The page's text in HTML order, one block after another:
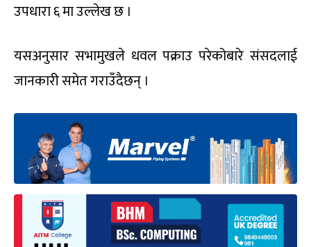
उपधारा ६ मा उल्लेख छ ।
यसअनुसार सभामुखले धवल पक्राउ परेकोबारे संसदलाई
जानकारी समेत गराउँदैछन् ।